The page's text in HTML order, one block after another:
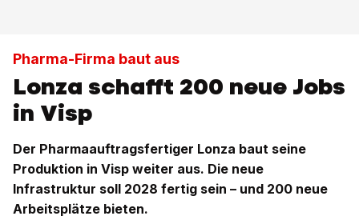
Pharma-Firma baut aus
Lonza schafft 200 neue Jobs
in Visp
Der Pharmaauftragsfertiger Lonza baut seine
Produktion in Visp weiter aus. Die neue
Infrastruktur soll 2028 fertig sein – und 200 neue
Arbeitsplätze bieten.